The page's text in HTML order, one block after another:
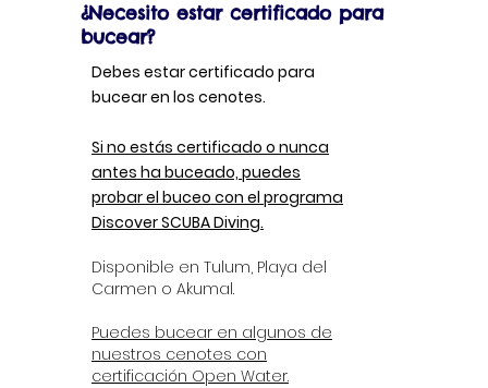
¿Necesito estar certificado para
bucear?
Debes estar certificado para
bucear en los cenotes.
Si no estás certificado o nunca
antes ha buceado, puedes
probar el buceo con el programa
Discover SCUBA Diving.
Disponible en Tulum, Playa del
Carmen o Akumal.
Puedes bucear en algunos de
nuestros cenotes con
certificación Open Water.